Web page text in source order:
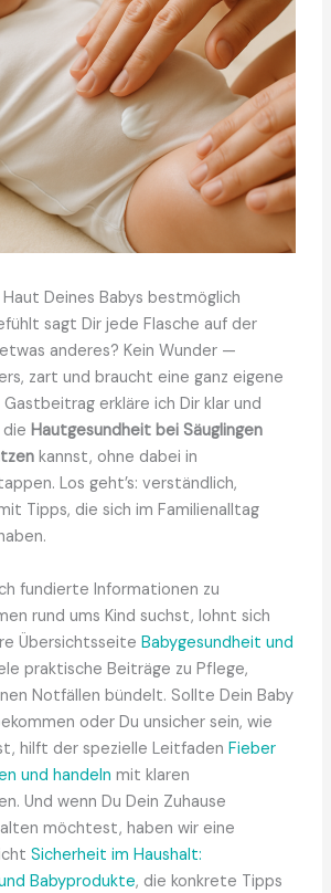
Deines Babys bestmöglich
sagt Dir jede Flasche auf der
anderes? Kein Wunder —
zart und braucht eine ganz eigene
erkläre ich Dir klar und
die Hautgesundheit bei Säuglingen
kannst, ohne dabei in
Los geht’s: verständlich,
Tipps, die sich im Familienalltag
fundierte Informationen zu
rund ums Kind suchst, lohnt sich
Übersichtsseite Babygesundheit und
praktische Beiträge zu Pflege,
Notfällen bündelt. Sollte Dein Baby
oder Du unsicher sein, wie
hilft der spezielle Leitfaden Fieber
und handeln mit klaren
Und wenn Du Dein Zuhause
möchtest, haben wir eine
Sicherheit im Haushalt:
Babyprodukte, die konkrete Tipps